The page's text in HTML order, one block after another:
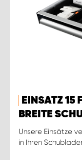
EINSATZ 15
BREITE
Unsere Einsätze
in Ihren